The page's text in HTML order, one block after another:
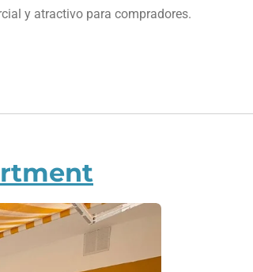
y atractivo para compradores.